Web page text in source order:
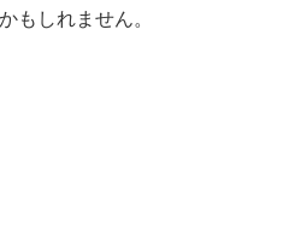
もしれません。